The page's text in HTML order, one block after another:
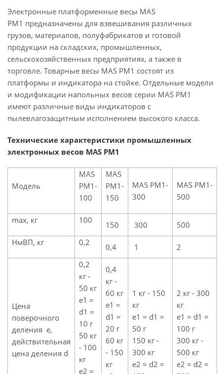
Электронные платформенные весы MAS
PM1 предназначены для взвешивания различных
грузов, материалов, полуфабрикатов и готовой
продукции на складских, промышленных,
сельскохозяйственных предприятиях, а также в
торговле. Товарные весы MAS PM1 состоят из
платформы и индикатора на стойке. Отдельные модели
и модификации напольных весов серии MAS PM1
имеют различные виды индикаторов с
пылевлагозащитным исполнением высокого класса.
Технические характеристики промышленных
электронных весов MAS PM1
Модель
MAS
PM1-
100
MAS
PM1-
150
MAS PM1-
300
MAS PM1-
500
max, кг 100 150 300
500
НмВП, кг
0,2 0,4 1 2
Цена
поверочного
деления e,
действительная
цена деления d
0,2
кг -
50 кг
e1 =
d1 =
10 г
50 кг
- 100
кг
e2 =
0,4
кг -
60 кг
e1 =
d1 =
20 г
60 кг
- 150
кг
1 кг - 150
кг
e1 = d1 =
50 г
150 кг -
300 кг
e2 = d2 =
2 кг - 300
кг
e1 = d1 =
100 г
300 кг -
500 кг
e2 = d2 =